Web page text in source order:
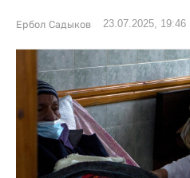
Ербол Садыков 23.07.2025, 19:46